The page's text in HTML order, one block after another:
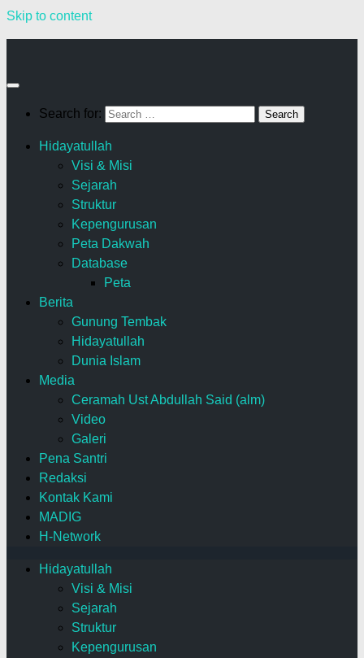
Skip to content
Search for:
Hidayatullah
Visi & Misi
Sejarah
Struktur
Kepengurusan
Peta Dakwah
Database
Peta
Berita
Gunung Tembak
Hidayatullah
Dunia Islam
Media
Ceramah Ust Abdullah Said (alm)
Video
Galeri
Pena Santri
Redaksi
Kontak Kami
MADIG
H-Network
Hidayatullah
Visi & Misi
Sejarah
Struktur
Kepengurusan